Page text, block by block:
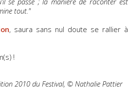
tout."
, saura sans nul doute se rallier à
!
2010 du Festival, © Nathalie Pattier